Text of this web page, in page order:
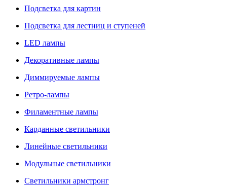
Подсветка для картин
Подсветка для лестниц и ступеней
LED лампы
Декоративные лампы
Диммируемые лампы
Ретро-лампы
Филаментные лампы
Карданные светильники
Линейные светильники
Модульные светильники
Светильники армстронг